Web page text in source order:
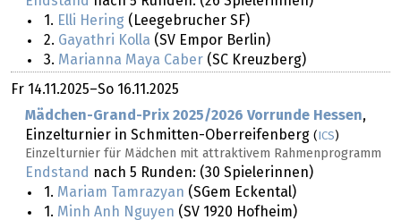
1. Elli Hering(Leegebrucher SF)
2. Gayathri Kolla (SV Empor Berlin)
3. Marianna Maya Caber(SC Kreuzberg)
Fr 14.11.2025–So 16.11.2025
Mädchen-Grand-Prix 2025/2026 Vorrunde Hessen,
Einzelturnier in Schmitten-Oberreifenberg ( ICS)
Einzelturnier für Mädchen mit attraktivem Rahmenprogramm
Endstand nach 5 Runden: (30 Spielerinnen)
1. Mariam Tamrazyan (SGem Eckental)
1. Minh Anh Nguyen (SV 1920 Hofheim)